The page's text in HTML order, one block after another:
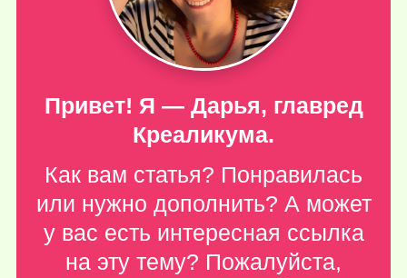
Привет! Я — Дарья, главред
Креаликума.
Как вам статья? Понравилась
или нужно дополнить? А может
у вас есть интересная ссылка
на эту тему? Пожалуйста,